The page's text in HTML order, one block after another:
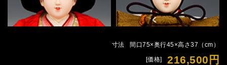
寸法 間口75×奥行45×高さ37（cm）
[価格] 216,500円